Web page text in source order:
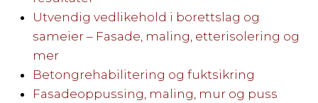
Utvendig vedlikehold i borettslag og
sameier – Fasade, maling, etterisolering og
mer
Betongrehabilitering og fuktsikring
Fasadeoppussing, maling, mur og puss